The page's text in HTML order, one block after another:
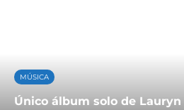
MÚSICA
Único álbum solo de